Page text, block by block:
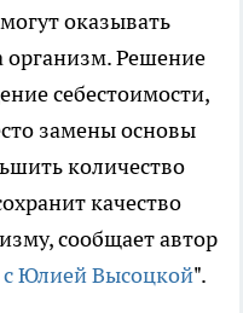
оказывать
организм. Решение
себестоимости,
замены основы
количество
качество
сообщает автор
Юлией Высоцкой".